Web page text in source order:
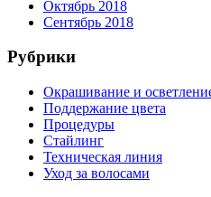
Октябрь 2018
Сентябрь 2018
Рубрики
Окрашивание и
Поддержание цвета
Процедуры
Стайлинг
Техническая линия
Уход за волосами